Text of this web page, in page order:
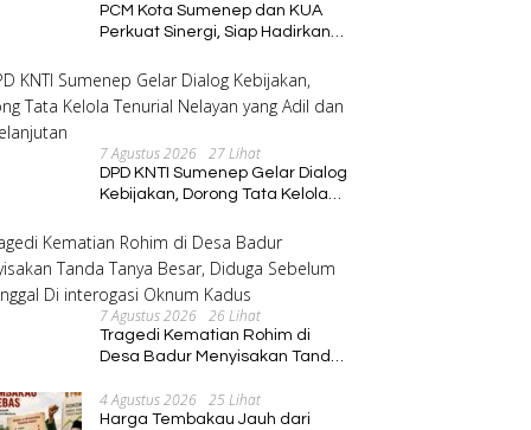
PCM Kota Sumenep dan KUA
Perkuat Sinergi, Siap Hadirkan
7 Agustus 2026 27 Lihat
DPD KNTI Sumenep Gelar Dialog
Kebijakan, Dorong Tata Kelola
Berkelanjutan
7 Agustus 2026 26 Lihat
Tragedi Kematian Rohim di
Desa Badur Menyisakan Tanda
Meninggal Di interogasi Oknum
Kadus
4 Agustus 2026 25 Lihat
Harga Tembakau Jauh dari